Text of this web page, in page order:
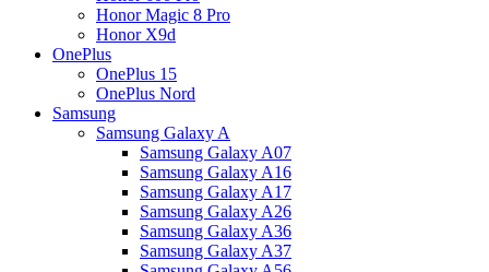
Honor Magic 8 Pro
Honor X9d
OnePlus
OnePlus 15
OnePlus Nord
Samsung
Samsung Galaxy A
Samsung Galaxy A07
Samsung Galaxy A16
Samsung Galaxy A17
Samsung Galaxy A26
Samsung Galaxy A36
Samsung Galaxy A37